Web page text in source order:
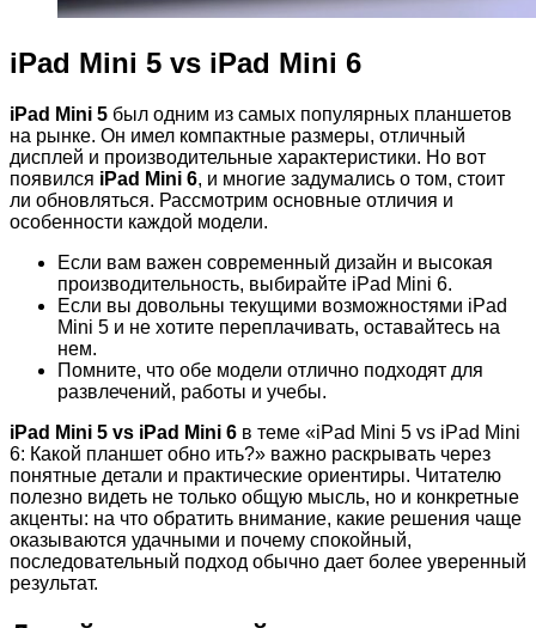
iPad Mini 5 vs iPad Mini 6
iPad Mini 5 был одним из самых популярных планшетов
на рынке. Он имел компактные размеры, отличный
дисплей и производительные характеристики. Но вот
появился iPad Mini 6, и многие задумались о том, стоит
ли обновляться. Рассмотрим основные отличия и
особенности каждой модели.
Если вам важен современный дизайн и высокая
производительность, выбирайте iPad Mini 6.
Если вы довольны текущими возможностями iPad
Mini 5 и не хотите переплачивать, оставайтесь на
нем.
Помните, что обе модели отлично подходят для
развлечений, работы и учебы.
iPad Mini 5 vs iPad Mini 6 в теме «iPad Mini 5 vs iPad Mini
6: Какой планшет обно ить?» важно раскрывать через
понятные детали и практические ориентиры. Читателю
полезно видеть не только общую мысль, но и конкретные
акценты: на что обратить внимание, какие решения чаще
оказываются удачными и почему спокойный,
последовательный подход обычно дает более уверенный
результат.